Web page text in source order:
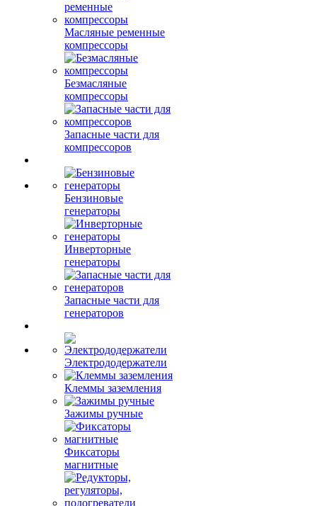
Масляные ременные
компрессоры
Безмасляные
компрессоры
Запасные части для
компрессоров
Бензиновые
генераторы
Инверторные
генераторы
Запасные части для
генераторов
Электрододержатели
Клеммы заземления
Зажимы ручные
Фиксаторы
магнитные